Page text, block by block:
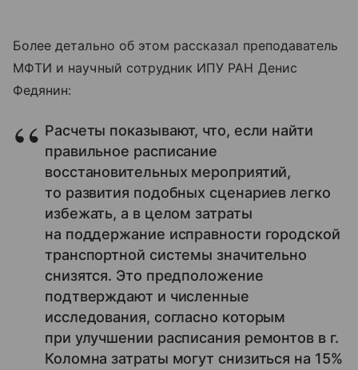
Более детально об этом рассказал преподаватель
МФТИ и научный сотрудник ИПУ РАН Денис
Федянин:
Расчеты показывают, что, если найти
правильное расписание
восстановительных мероприятий,
то развития подобных сценариев легко
избежать, а в целом затраты
на поддержание исправности городской
транспортной системы значительно
снизятся. Это предположение
подтверждают и численные
исследования, согласно которым
при улучшении расписания ремонтов в г.
Коломна затраты могут снизиться на 15%